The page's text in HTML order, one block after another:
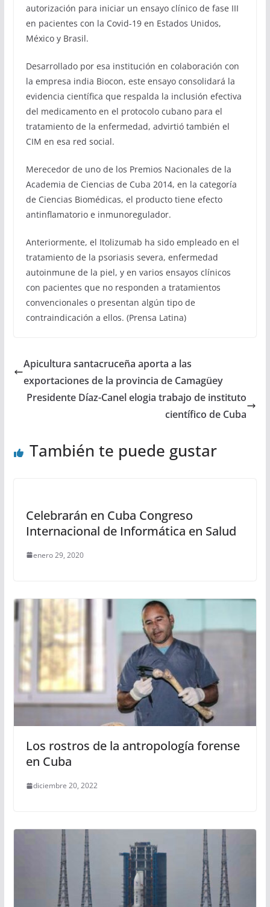
autorización para iniciar un ensayo clínico de fase III
en pacientes con la Covid-19 en Estados Unidos,
México y Brasil.
Desarrollado por esa institución en colaboración con
la empresa india Biocon, este ensayo consolidará la
evidencia científica que respalda la inclusión efectiva
del medicamento en el protocolo cubano para el
tratamiento de la enfermedad, advirtió también el
CIM en esa red social.
Merecedor de uno de los Premios Nacionales de la
Academia de Ciencias de Cuba 2014, en la categoría
de Ciencias Biomédicas, el producto tiene efecto
antinflamatorio e inmunoregulador.
Anteriormente, el Itolizumab ha sido empleado en el
tratamiento de la psoriasis severa, enfermedad
autoinmune de la piel, y en varios ensayos clínicos
con pacientes que no responden a tratamientos
convencionales o presentan algún tipo de
contraindicación a ellos. (Prensa Latina)
Apicultura santacruceña aporta a las
exportaciones de la provincia de Camagüey
Presidente Díaz-Canel elogia trabajo de instituto
científico de Cuba
También te puede gustar
Celebrarán en Cuba Congreso
Internacional de Informática en Salud
enero 29, 2020
Los rostros de la antropología forense
en Cuba
diciembre 20, 2022